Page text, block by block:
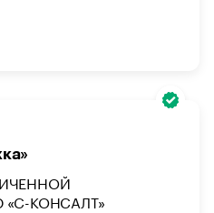
КОНСАЛТ»